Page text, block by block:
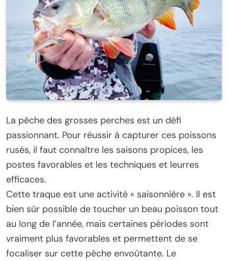
La pêche des grosses perches est un défi
passionnant. Pour réussir à capturer ces poissons
rusés, il faut connaître les saisons propices, les
postes favorables et les techniques et leurres
efficaces.
Cette traque est une activité « saisonnière ». Il est
bien sûr possible de toucher un beau poisson tout
au long de l’année, mais certaines périodes sont
vraiment plus favorables et permettent de se
focaliser sur cette pêche envoûtante. Le